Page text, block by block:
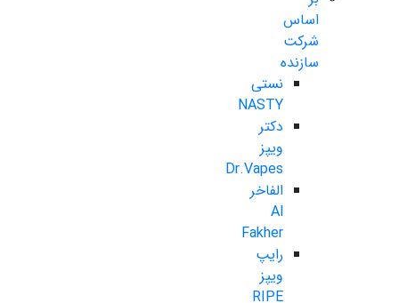
اساس
شرکت
سازنده
نستی
NASTY
دکتر
ویپز
Dr.Vapes
الفاخر
Al
Fakher
رایپ
ویپز
RIPE